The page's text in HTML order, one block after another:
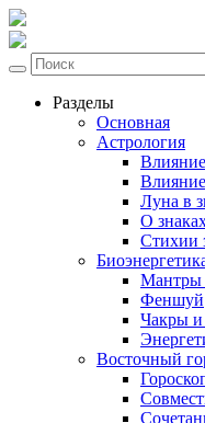
Разделы
Основная
Астрология
Луна в
О
Стихии
Мантры
Феншуй
Чакры и
Восточный